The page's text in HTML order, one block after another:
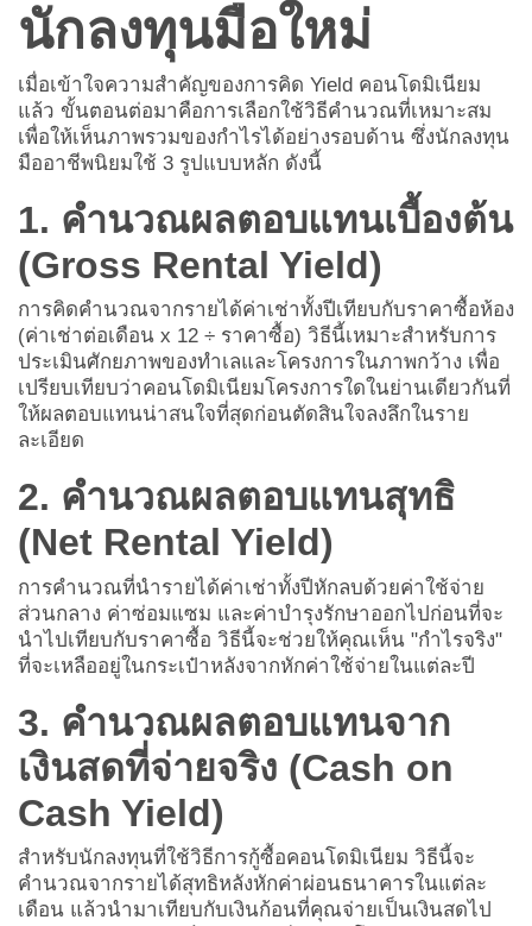
นักลงทุนมือใหม่
เมื่อเข้าใจความสำคัญของการคิด Yield คอนโดมิเนียม
แล้ว ขั้นตอนต่อมาคือการเลือกใช้วิธีคำนวณที่เหมาะสม
เพื่อให้เห็นภาพรวมของกำไรได้อย่างรอบด้าน ซึ่งนักลงทุน
มืออาชีพนิยมใช้ 3 รูปแบบหลัก ดังนี้
1. คำนวณผลตอบแทนเบื้องต้น
(Gross Rental Yield)
การคิดคำนวณจากรายได้ค่าเช่าทั้งปีเทียบกับราคาซื้อห้อง
(ค่าเช่าต่อเดือน x 12 ÷ ราคาซื้อ) วิธีนี้เหมาะสำหรับการ
ประเมินศักยภาพของทำเลและโครงการในภาพกว้าง เพื่อ
เปรียบเทียบว่าคอนโดมิเนียมโครงการใดในย่านเดียวกันที่
ให้ผลตอบแทนน่าสนใจที่สุดก่อนตัดสินใจลงลึกในราย
ละเอียด
2. คำนวณผลตอบแทนสุทธิ
(Net Rental Yield)
การคำนวณที่นำรายได้ค่าเช่าทั้งปีหักลบด้วยค่าใช้จ่าย
ส่วนกลาง ค่าซ่อมแซม และค่าบำรุงรักษาออกไปก่อนที่จะ
นำไปเทียบกับราคาซื้อ วิธีนี้จะช่วยให้คุณเห็น "กำไรจริง"
ที่จะเหลืออยู่ในกระเป๋าหลังจากหักค่าใช้จ่ายในแต่ละปี
3. คำนวณผลตอบแทนจาก
เงินสดที่จ่ายจริง (Cash on
Cash Yield)
สำหรับนักลงทุนที่ใช้วิธีการกู้ซื้อคอนโดมิเนียม วิธีนี้จะ
คำนวณจากรายได้สุทธิหลังหักค่าผ่อนธนาคารในแต่ละ
เดือน แล้วนำมาเทียบกับเงินก้อนที่คุณจ่ายเป็นเงินสดไป